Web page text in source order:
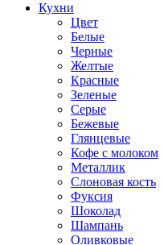
Кухни
Цвет
Белые
Черные
Желтые
Красные
Зеленые
Серые
Бежевые
Глянцевые
Кофе с молоком
Металлик
Слоновая кость
Фуксия
Шоколад
Шампань
Оливковые